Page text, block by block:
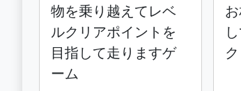
物を乗り越えてレベ
ルクリアポイントを
目指して走りますゲ
ーム